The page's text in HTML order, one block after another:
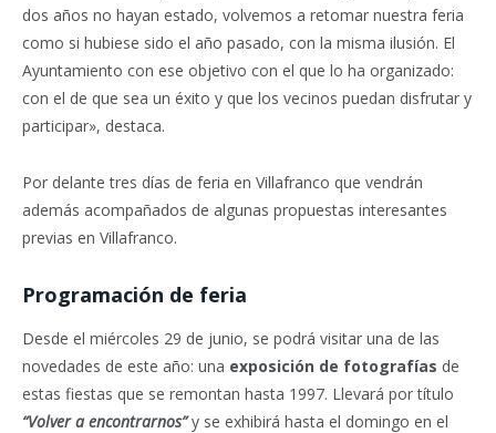
dos años no hayan estado, volvemos a retomar nuestra feria
como si hubiese sido el año pasado, con la misma ilusión. El
Ayuntamiento con ese objetivo con el que lo ha organizado:
con el de que sea un éxito y que los vecinos puedan disfrutar y
participar», destaca.
Por delante tres días de feria en Villafranco que vendrán
además acompañados de algunas propuestas interesantes
previas en Villafranco.
Programación de feria
Desde el miércoles 29 de junio, se podrá visitar una de las
novedades de este año: una exposición de fotografías de
estas fiestas que se remontan hasta 1997. Llevará por título
“Volver a encontrarnos”y se exhibirá hasta el domingo en el